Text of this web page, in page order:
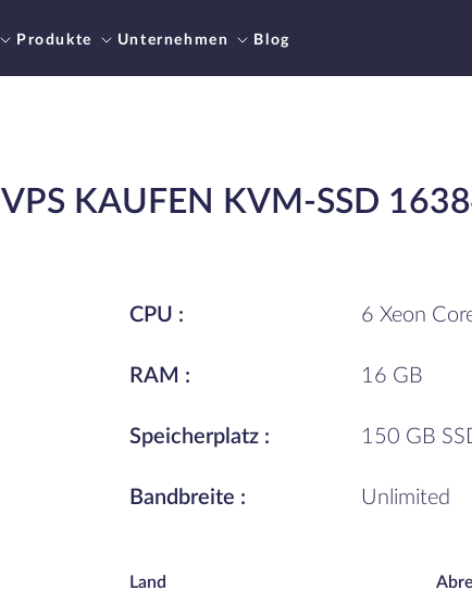
Produkte Unternehmen Blog
VPS KAUFEN KVM-SSD
CPU :
RAM :
Speicherplatz :
Bandbreite :
6 Xeon
16 GB
150 GB
Unlimited
Land